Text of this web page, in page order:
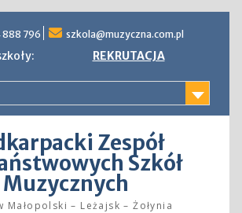
796 szkola@muzyczna.com.pl
REKRUTACJA
Zespół
Szkół
Muzycznych
Małopolski – Leżajsk – Żołynia